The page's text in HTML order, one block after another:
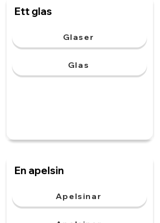
Ett glas
Glaser
Glas
En apelsin
Apelsinar